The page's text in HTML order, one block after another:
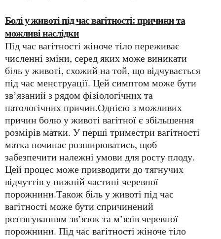
Болі у животі під час вагітності: причини та
можливі наслідки
Під час вагітності жіноче тіло переживає
численні зміни, серед яких може виникати
біль у животі, схожий на той, що відчувається
під час менструації. Цей симптом може бути
зв’язаний з рядом фізіологічних та
патологічних причин.Однією з можливих
причин болю у животі вагітної є збільшення
розмірів матки. У перші триместри вагітності
матка починає розширюватись, щоб
забезпечити належні умови для росту плоду.
Цей процес може призводити до тягнучих
відчуттів у нижній частині черевної
порожнини.Також біль у животі під час
вагітності може бути спричинений
розтягуванням зв’язок та м’язів черевної
порожнини. Під час вагітності жіноче тіло